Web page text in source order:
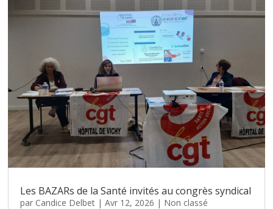
Les BAZARs de la Santé invités au congrès syndical
par Candice Delbet |Avr 12, 2026 | Non classé